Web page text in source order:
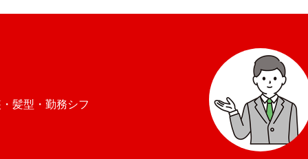
髪型・勤務シフ